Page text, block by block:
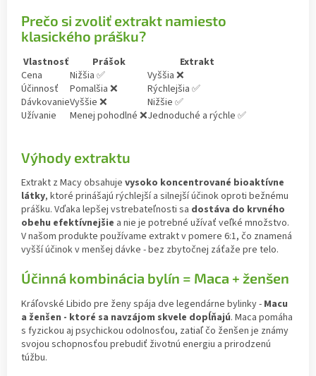
Prečo si zvoliť extrakt namiesto
klasického prášku?
Vlastnosť Prášok
Extrakt
Cena
Nižšia ✅
Vyššia ❌
Účinnosť
Pomalšia ❌
Rýchlejšia ✅
DávkovanieVyššie ❌
Nižšie ✅
Užívanie
Menej pohodlné ❌Jednoduché a rýchle ✅
Výhody extraktu
Extrakt z Macy obsahuje vysoko koncentrované bioaktívne
látky, ktoré prinášajú rýchlejší a silnejší účinok oproti bežnému
prášku. Vďaka lepšej vstrebateľnosti sa dostáva do krvného
obehu efektívnejšie a nie je potrebné užívať veľké množstvo.
V našom produkte používame extrakt v pomere 6:1, čo znamená
vyšší účinok v menšej dávke - bez zbytočnej záťaže pre telo.
Účinná kombinácia bylín = Maca + ženšen
Kráľovské Libido pre ženy spája dve legendárne bylinky - Macu
a ženšen - ktoré sa navzájom skvele dopĺňajú. Maca pomáha
s fyzickou aj psychickou odolnosťou, zatiaľ čo ženšen je známy
svojou schopnosťou prebudiť životnú energiu a prirodzenú
túžbu.